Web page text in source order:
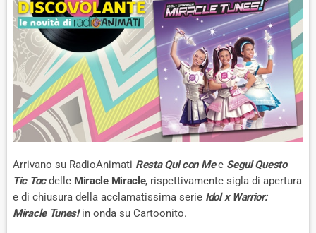
Arrivano su RadioAnimati Resta Qui con Mee Segui Questo
Tic Tocdelle Miracle Miracle, rispettivamente sigla di apertura
e di chiusura della acclamatissima serie Idol x Warrior:
Miracle Tunes!in onda su Cartoonito.